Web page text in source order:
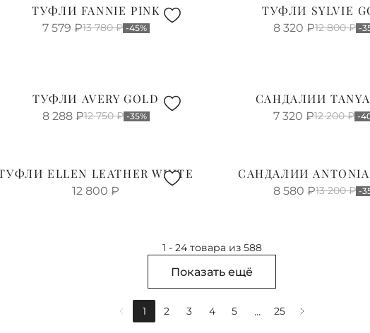
ТУФЛИ FANNIE PINK
7 579 ₽13 780 ₽ -45%
ТУФЛИ SYLVIE
8 320 ₽12 800 ₽ -
ТУФЛИ AVERY GOLD
8 288 ₽12 750 ₽ -35%
САНДАЛИИ
7 320 ₽12 200 ₽ -
ELLEN LEATHER WHITE
12 800 ₽
САНДАЛИИ ANTONIA
8 580 ₽13 200 ₽ -
1 - 24 товара из 588
Показать ещё
1 2 3 4 5 ... 25